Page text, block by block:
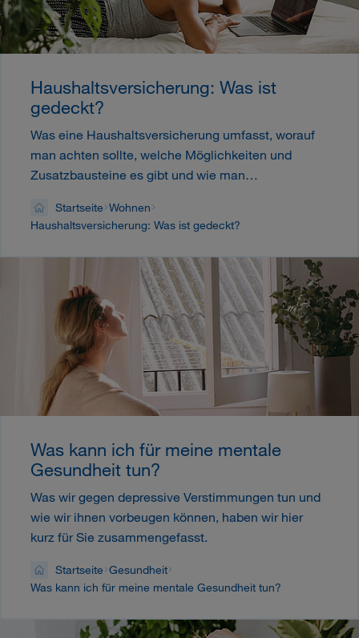
Haushaltsversicherung: Was ist
gedeckt?
Was eine Haushaltsversicherung umfasst, worauf
man achten sollte, welche Möglichkeiten und
Zusatzbausteine es gibt und wie man…
Startseite Wohnen
Haushaltsversicherung: Was ist gedeckt?
Was kann ich für meine mentale
Gesundheit tun?
Was wir gegen depressive Verstimmungen tun und
wie wir ihnen vorbeugen können, haben wir hier
kurz für Sie zusammengefasst.
Startseite Gesundheit
Was kann ich für meine mentale Gesundheit tun?